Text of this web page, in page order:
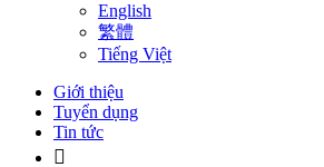
English
繁體
Tiếng Việt
Giới thiệu
Tuyển dụng
Tin tức